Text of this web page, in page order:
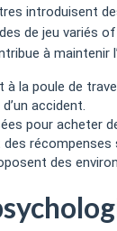
introduisent
de jeu variés
à maintenir
à la poule de
accident.
pour acheter
récompenses
des